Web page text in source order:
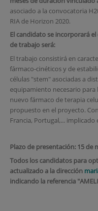
asociado a la convocatoria
RIA de Horizon 2020.
El candidato se incorporará
de trabajo será:
El trabajo consistirá en
fármaco-cinéticos y de
células "stem" asociadas a
equipamiento necesario
nuevo fármaco de terapia
propuesto en el proyecto.
Francia, Portugal,...
Plazo de presentación: 15 de
Todos los candidatos para
actualizado a la dirección
indicando la referencia